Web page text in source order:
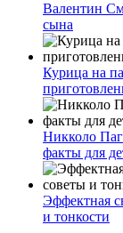
Валентин
сына
Курица на
Никколо
факты для
Эффектная
и тонкости